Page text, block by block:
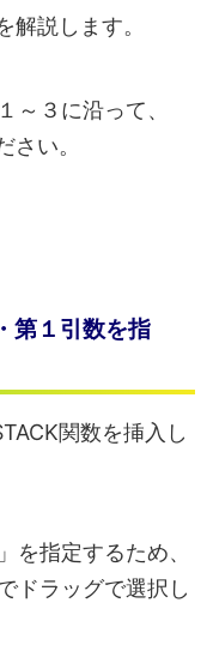
解説します。
～３に沿って、
さい。
第１引数を指
関数を挿入し
を指定するため、
ドラッグで選択し